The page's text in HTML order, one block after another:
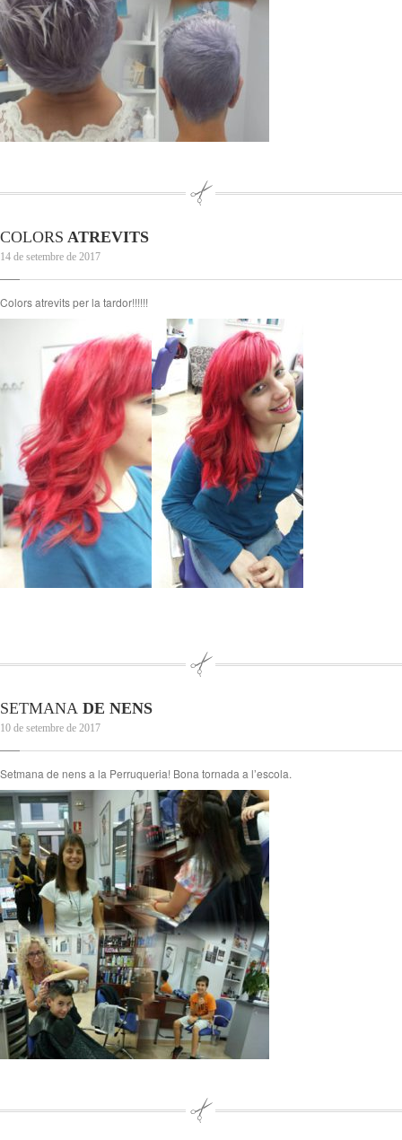
COLORS ATREVITS
14 de setembre de 2017
Colors atrevits per la tardor!!!!!!
SETMANA DE NENS
10 de setembre de 2017
Setmana de nens a la Perruqueria! Bona tornada a l’escola.